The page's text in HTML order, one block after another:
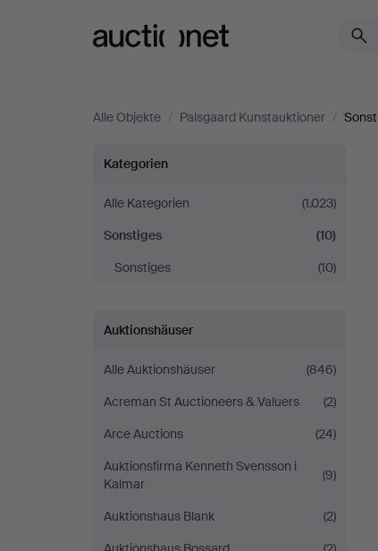
Alle Objekte / Palsgaard Kunstauktioner /
Sonstiges
bei
Palsgaard
Kategorien
Alle Kategorien
(1.023)
Sonstiges
(10)
Sonstiges
(10)
Auktionshäuser
Alle Auktionshäuser
(846)
Acreman St Auctioneers & Valuers
(2)
Arce Auctions
(24)
Auktionsfirma Kenneth Svensson i
Kalmar
(9)
Auktionshaus Blank
(2)